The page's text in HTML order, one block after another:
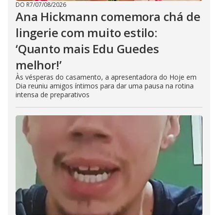
DO R7/07/08/2026
Ana Hickmann comemora chá de
lingerie com muito estilo:
‘Quanto mais Edu Guedes
melhor!’
Às vésperas do casamento, a apresentadora do Hoje em
Dia reuniu amigos íntimos para dar uma pausa na rotina
intensa de preparativos